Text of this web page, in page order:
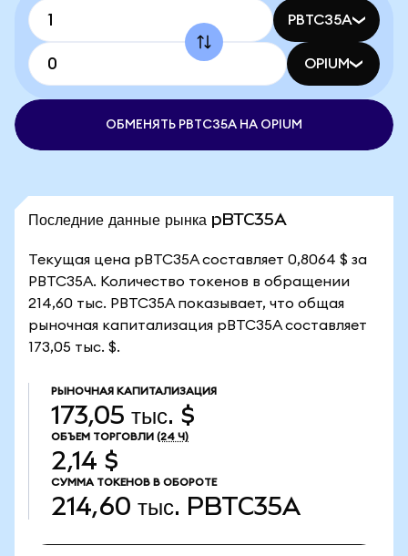
PBTC35A
OPIUM
ОБМЕНЯТЬ PBTC35A НА OPIUM
Последние данные рынка pBTC35A
Текущая цена pBTC35A составляет 0,8064 $ за
PBTC35A. Количество токенов в обращении
214,60 тыс. PBTC35A показывает, что общая
рыночная капитализация pBTC35A составляет
173,05 тыс. $.
РЫНОЧНАЯ КАПИТАЛИЗАЦИЯ
173,05 тыс. $
ОБЪЕМ ТОРГОВЛИ (24 Ч)
2,14 $
СУММА ТОКЕНОВ В ОБОРОТЕ
214,60 тыс. PBTC35A